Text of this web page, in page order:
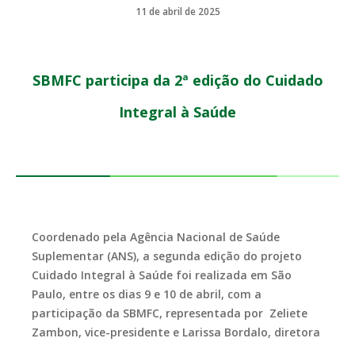
11 de abril de 2025
SBMFC participa da 2ª edição do Cuidado
Integral à Saúde
Coordenado pela Agência Nacional de Saúde
Suplementar (ANS), a segunda edição do projeto
Cuidado Integral à Saúde foi realizada em São
Paulo, entre os dias 9 e 10 de abril, com a
participação da SBMFC, representada por Zeliete
Zambon, vice-presidente e Larissa Bordalo, diretora